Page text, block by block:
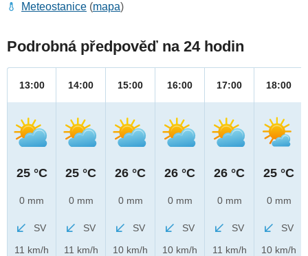
Meteostanice (mapa)
Podrobná předpověď na 24 hodin
13:00
25 °C
0 mm
SV
11 km/h
14:00
25 °C
0 mm
SV
11 km/h
15:00
26 °C
0 mm
SV
10 km/h
16:00
26 °C
0 mm
SV
10 km/h
17:00
26 °C
0 mm
SV
11 km/h
18:00
25 °C
0 mm
SV
10 km/h